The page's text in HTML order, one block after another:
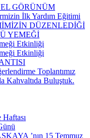
GÖRÜNÜM
İlk Yardım Eğitimi
DÜZENLEDİĞİ
YEMEĞİ
Etkinliği
Etkinliği
Toplantımız
Kahvaltıda Buluştuk.
’nın 15 Temmuz